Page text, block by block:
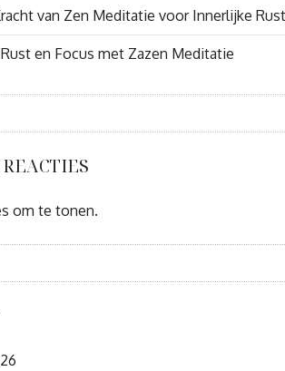
van Zen Meditatie voor Innerlijke Rust
en Focus met Zazen Meditatie
om te tonen.